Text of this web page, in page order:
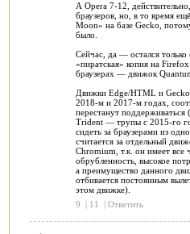
А Opera 7-12,
браузеров, но, в то время
Moon» на базе Gecko,
было.
Сейчас, да — остался
«пиратская» копия на
браузерах — движок
Движки Edge/HTML и Gecko
2018-м и 2017-м годах,
перестанут поддерживаться
Trident — трупы с 2015-го
сидеть за браузерами из
считается за отдельный
Chromium, т.к. он имеет
обрубленность, высокое
а преимущество данного
отбивается постоянным
этом движке).
9
| 11 | Ответить